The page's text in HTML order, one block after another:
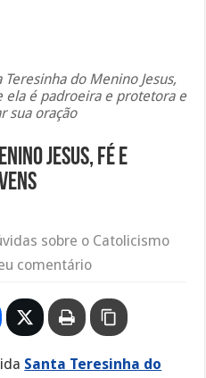
do Menino Jesus,
ela é padroeira e protetora e
sua oração
Jesus, fé e
sobre o Catolicismo
comentário
Santa Teresinha do